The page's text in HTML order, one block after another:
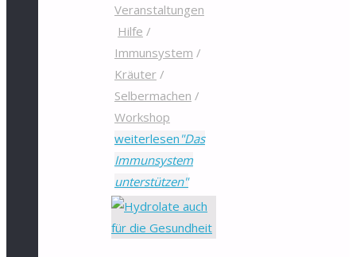
Veranstaltungen
Hilfe /
Immunsystem /
Kräuter/
Selbermachen /
Workshop
weiterlesen "Das
Immunsystem
unterstützen"